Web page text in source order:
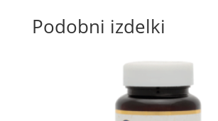
Podobni izdelki